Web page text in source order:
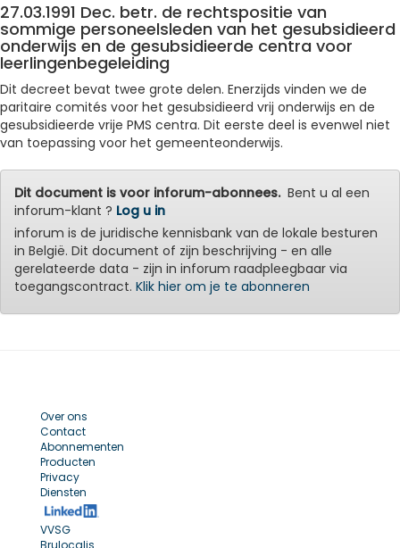
27.03.1991 Dec. betr. de rechtspositie van
sommige personeelsleden van het gesubsidieerd
onderwijs en de gesubsidieerde centra voor
leerlingenbegeleiding
Dit decreet bevat twee grote delen. Enerzijds vinden we de
paritaire comités voor het gesubsidieerd vrij onderwijs en de
gesubsidieerde vrije PMS centra. Dit eerste deel is evenwel niet
van toepassing voor het gemeenteonderwijs.
Dit document is voor inforum-abonnees.Bent u al een
inforum-klant ? Log u in
inforum is de juridische kennisbank van de lokale besturen
in België. Dit document of zijn beschrijving - en alle
gerelateerde data - zijn in inforum raadpleegbaar via
toegangscontract. Klik hier om je te abonneren
Over ons
Contact
Abonnementen
Producten
Privacy
Diensten
VVSG
Brulocalis